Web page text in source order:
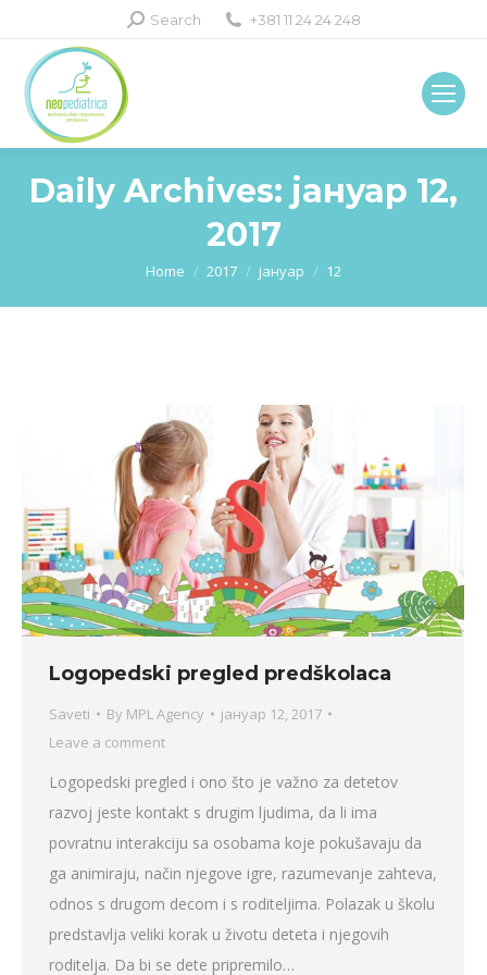
Search:
Search +381 11 24 24 248
Daily Archives: јануар 12,
2017
You are here:
Home 2017 јануар 12
Logopedski pregled predškolaca
Saveti By MPL Agency
јануар 12, 2017
Leave a comment
Logopedski pregled i ono što je važno za detetov
razvoj jeste kontakt s drugim ljudima, da li ima
povratnu interakciju sa osobama koje pokušavaju da
ga animiraju, način njegove igre, razumevanje zahteva,
odnos s drugom decom i s roditeljima. Polazak u školu
predstavlja veliki korak u životu deteta i njegovih
roditelja. Da bi se dete pripremilo…